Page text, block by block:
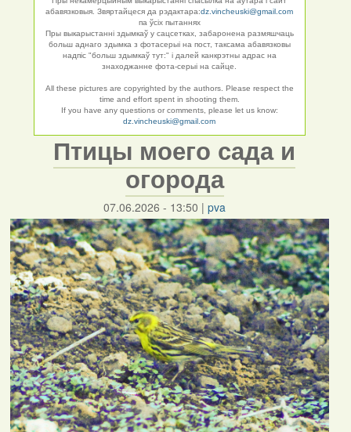
абавязковыя. Звяртайцеся да рэдактара:dz.vincheuski@gmail.com
па ўсіх пытаннях
Пры выкарыстанні здымкаў у сацсетках, забаронена размяшчаць
больш аднаго здымка з фотасерыі на пост, таксама абавязковы
надпіс "больш здымкаў тут:" і далей канкрэтны адрас на
знаходжанне фота-серыі на сайце.
All these pictures are copyrighted by the authors. Please respect the
time and effort spent in shooting them.
If you have any questions or comments, please let us know:
dz.vincheuski@gmail.com
Птицы моего сада и
огорода
07.06.2026 - 13:50 |pva